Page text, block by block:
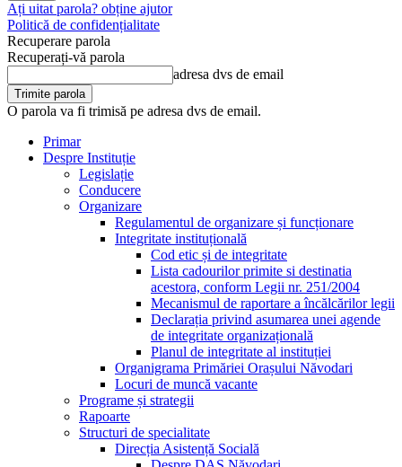
Ați uitat parola? obține ajutor
Politică de confidențialitate
Recuperare parola
Recuperați-vă parola
adresa dvs de email
O parola va fi trimisă pe adresa dvs de email.
Primar
Despre Instituție
Legislație
Conducere
Organizare
Regulamentul de organizare și funcționare
Integritate instituțională
Cod etic și de integritate
Lista cadourilor primite si destinatia
acestora, conform Legii nr. 251/2004
Mecanismul de raportare a încălcărilor legii
Declarația privind asumarea unei agende
de integritate organizațională
Planul de integritate al instituției
Organigrama Primăriei Orașului Năvodari
Locuri de muncă vacante
Programe și strategii
Rapoarte
Structuri de specialitate
Direcția Asistență Socială